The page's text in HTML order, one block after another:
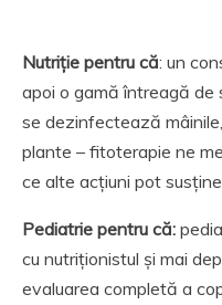
Nutriție pentru că: un
apoi o gamă întreagă de
se dezinfectează
plante – fitoterapie ne
ce alte acțiuni pot
Pediatrie pentru că:
cu nutriționistul și mai
evaluarea completă a